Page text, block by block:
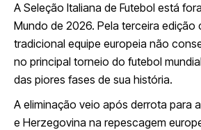
A Seleção Italiana de Futebol está
Mundo de 2026. Pela terceira edição
tradicional equipe europeia não
no principal torneio do futebol
das piores fases de sua história.
A eliminação veio após derrota para a
e Herzegovina na repescagem